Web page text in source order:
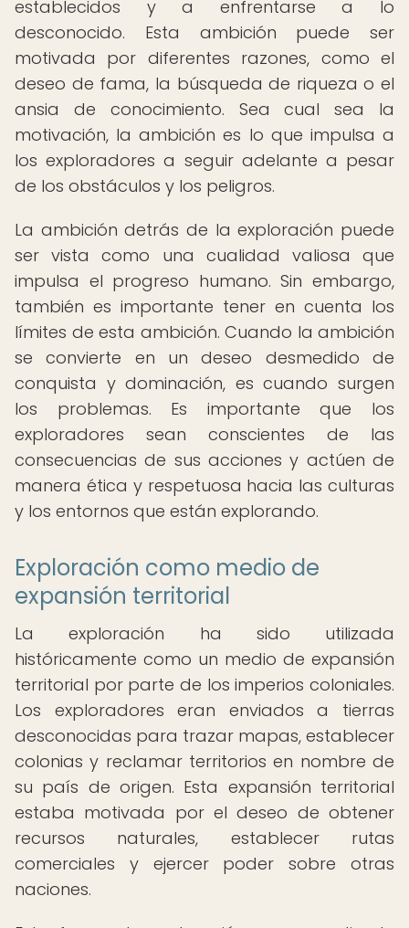
establecidos y a enfrentarse a lo
desconocido. Esta ambición puede ser
motivada por diferentes razones, como el
deseo de fama, la búsqueda de riqueza o el
ansia de conocimiento. Sea cual sea la
motivación, la ambición es lo que impulsa a
los exploradores a seguir adelante a pesar
de los obstáculos y los peligros.
La ambición detrás de la exploración puede
ser vista como una cualidad valiosa que
impulsa el progreso humano. Sin embargo,
también es importante tener en cuenta los
límites de esta ambición. Cuando la ambición
se convierte en un deseo desmedido de
conquista y dominación, es cuando surgen
los problemas. Es importante que los
exploradores sean conscientes de las
consecuencias de sus acciones y actúen de
manera ética y respetuosa hacia las culturas
y los entornos que están explorando.
Exploración como medio de
expansión territorial
La exploración ha sido utilizada
históricamente como un medio de expansión
territorial por parte de los imperios coloniales.
Los exploradores eran enviados a tierras
desconocidas para trazar mapas, establecer
colonias y reclamar territorios en nombre de
su país de origen. Esta expansión territorial
estaba motivada por el deseo de obtener
recursos naturales, establecer rutas
comerciales y ejercer poder sobre otras
naciones.